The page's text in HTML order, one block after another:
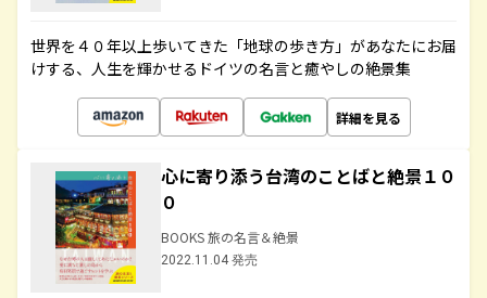
世界を４０年以上歩いてきた「地球の歩き方」があなたにお届
けする、人生を輝かせるドイツの名言と癒やしの絶景集
詳細を見る
心に寄り添う台湾のことばと絶景１０
０
BOOKS 旅の名言＆絶景
2022.11.04 発売